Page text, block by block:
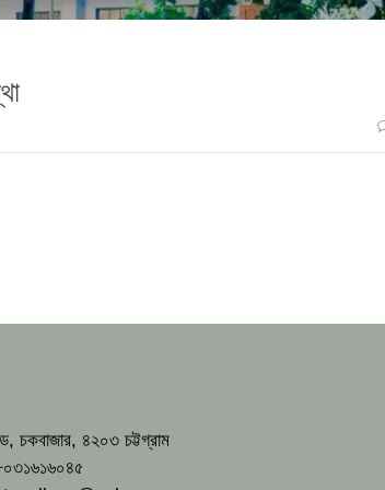
চকবাজার, ৪২০৩ চট্টগ্রাম